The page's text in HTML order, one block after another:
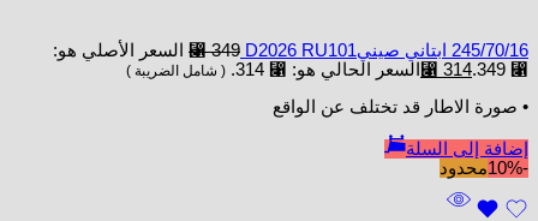
245/70/16 ابتاني صينيD2026 RU101 ⃁349
السعر الأصلي هو:
⃁ 349.
⃁ 314 السعر الحالي هو: ⃁ 314. ( شامل الضريبة )
• صورة الاطار قد تختلف عن الواقع
إضافة إلى السلة
-10%
محدود